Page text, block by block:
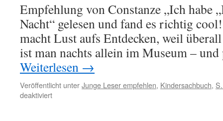
Empfehlung von Constanze „Ich habe
Nacht“ gelesen und fand es richtig
macht Lust aufs Entdecken, weil
ist man nachts allein im Museum –
Weiterlesen →
Veröffentlicht unterJunge Leser empfehlen, Kindersachbuch,
deaktiviertfür